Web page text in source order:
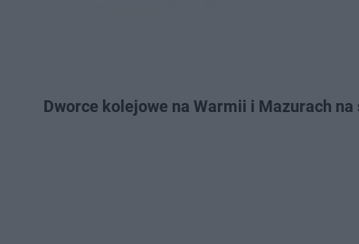
Dworce kolejowe na Warmii i Mazurach